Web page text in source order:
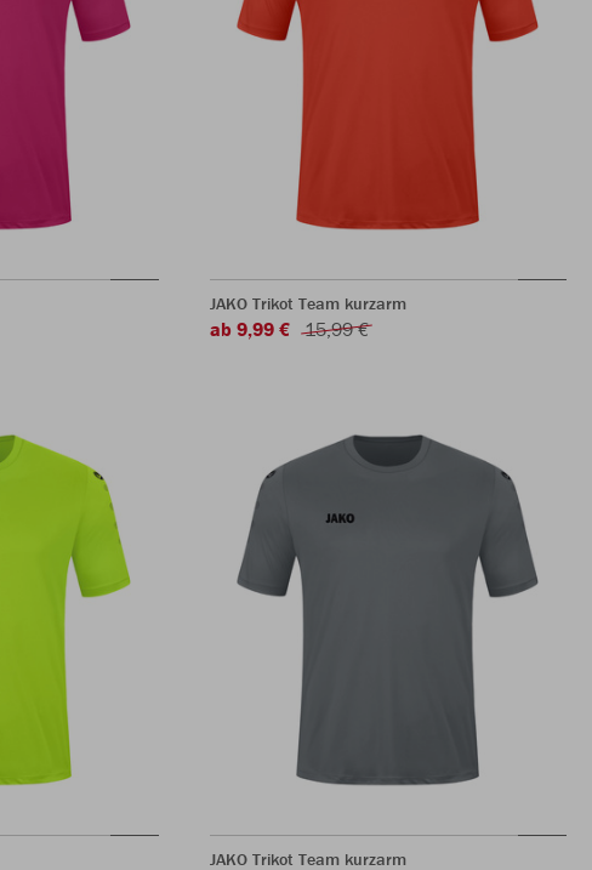
JAKO Trikot Team kurzarm
ab 9,99 € 15,99 €
JAKO Trikot Team kurzarm